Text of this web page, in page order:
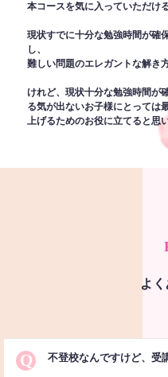
本コースを気に入っていただけ
現状すでに十分な勉強時間が確
し、
難しい問題のエレガントな解き
けれど、現状十分な勉強時間が
る気が出ないお子様にとっては
上げるためのお役に立てると思い
よ
Q 不登校なんですけど、受